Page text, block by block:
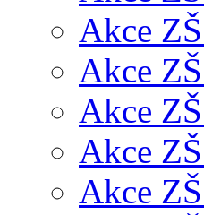
Akce
Akce
Akce
Akce
Akce